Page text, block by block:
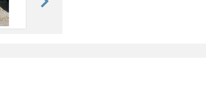
weiter blättern